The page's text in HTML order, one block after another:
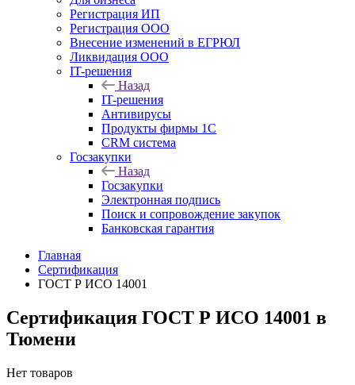
Регистрация ИП
Регистрация ООО
Внесение изменений в ЕГРЮЛ
Ликвидация ООО
IT-решения
Назад
IT-решения
Антивирусы
Продукты фирмы 1C
CRM система
Госзакупки
Назад
Госзакупки
Электронная подпись
Поиск и сопровождение закупок
Банковская гарантия
Главная
Сертификация
ГОСТ Р ИСО 14001
Сертификация ГОСТ Р ИСО 14001 в
Тюмени
Нет товаров